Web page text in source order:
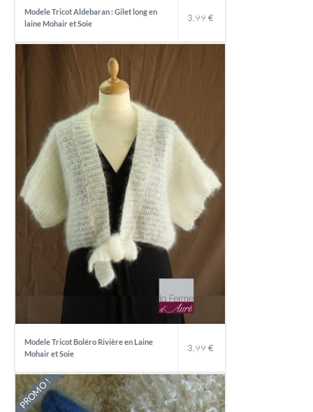
3,99 €
Modele Tricot Aldebaran : Gilet long en
laine Mohair et Soie
3,99 €
Modele Tricot Boléro Rivière en Laine
Mohair et Soie
PROMO !